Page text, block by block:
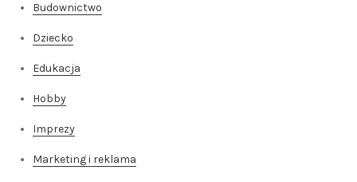
Budownictwo
Dziecko
Edukacja
Hobby
Imprezy
Marketing i reklama